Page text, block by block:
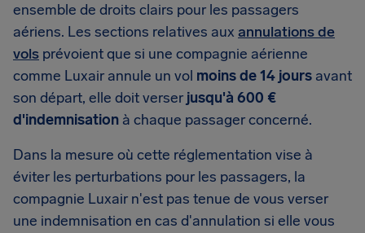
ensemble de droits clairs pour les passagers
aériens. Les sections relatives aux annulations de
vols prévoient que si une compagnie aérienne
comme Luxair annule un vol moins de 14 jours avant
son départ, elle doit verser jusqu'à 600 €
d'indemnisation à chaque passager concerné.
Dans la mesure où cette réglementation vise à
éviter les perturbations pour les passagers, la
compagnie Luxair n'est pas tenue de vous verser
une indemnisation en cas d'annulation si elle vous